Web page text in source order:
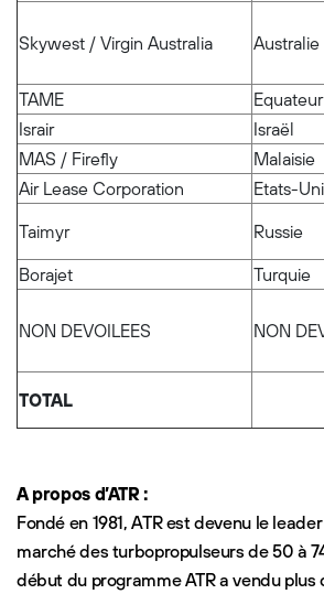
Skywest / Virgin Australia Australie
TAME
Equateur
Israir
Israël
MAS / Firefly
Malaisie
Air Lease Corporation
Etats-
Taimyr
Russie
Borajet
Turquie
NON DEVOILEES NON
TOTAL
A propos d’ATR :
Fondé en 1981, ATR est devenu le
marché des turbopropulseurs de 50 à
début du programme ATR a vendu plus